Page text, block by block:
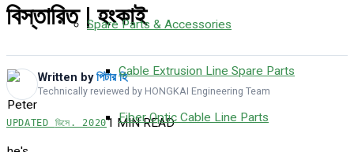
Spare Parts & Accessories
Cable Extrusion Line Spare Parts
Fiber Optic Cable Line Parts
বিস্তারিত | হংকাই
Written byপিটার হি
Technically reviewed by HONGKAI Engineering Team
UPDATED ডিসে. 20201 MIN READ